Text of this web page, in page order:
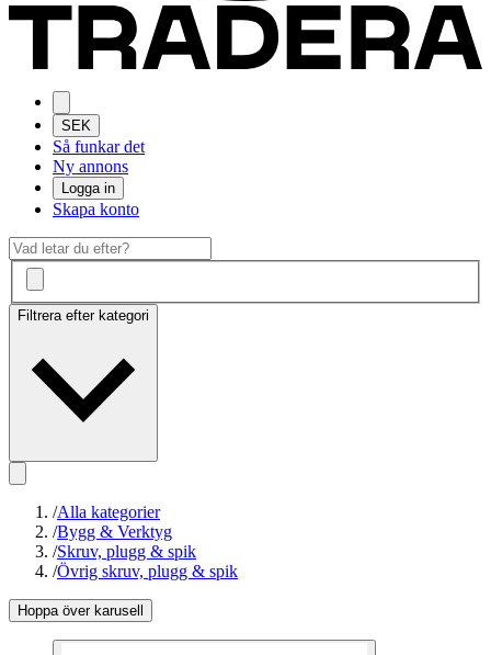
SEK
Så funkar det
Ny annons
Logga in
Skapa konto
Filtrera efter kategori
/Alla kategorier
/Bygg & Verktyg
/Skruv, plugg & spik
/Övrig skruv, plugg & spik
Hoppa över karusell